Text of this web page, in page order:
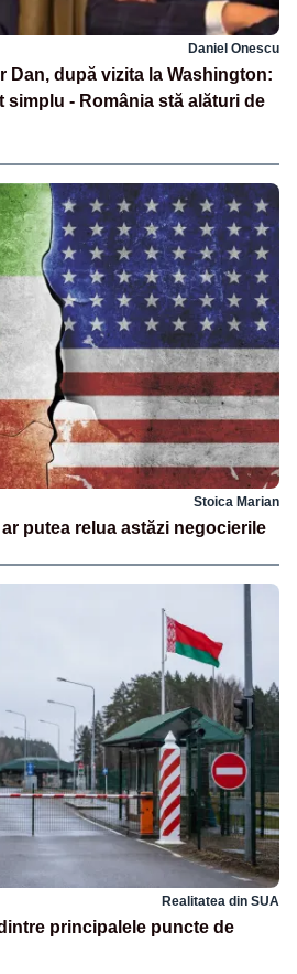
Daniel Onescu
Dan, după vizita la Washington:
simplu - România stă alături de
Stoica Marian
putea relua astăzi negocierile
Realitatea din SUA
principalele puncte de